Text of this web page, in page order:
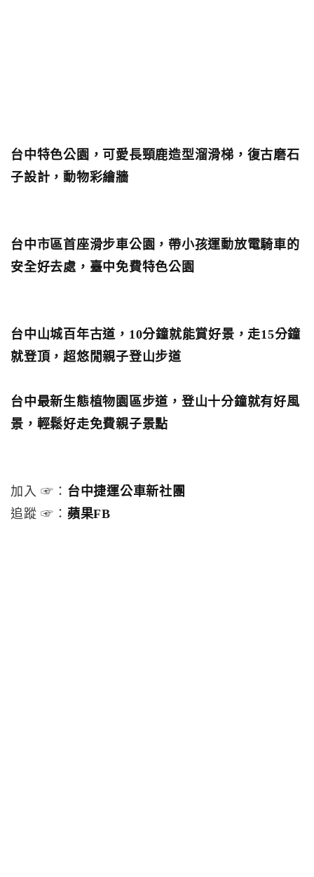
台中特色公園，可愛長頸鹿造型溜滑梯，復古磨石
子設計，動物彩繪牆
台中市區首座滑步車公園，帶小孩運動放電騎車的
安全好去處，臺中免費特色公園
台中山城百年古道，10分鐘就能賞好景，走15分鐘
就登頂，超悠閒親子登山步道
台中最新生態植物園區步道，登山十分鐘就有好風
景，輕鬆好走免費親子景點
加入 ☞： 台中捷運公車新社團
追蹤 ☞： 蘋果FB